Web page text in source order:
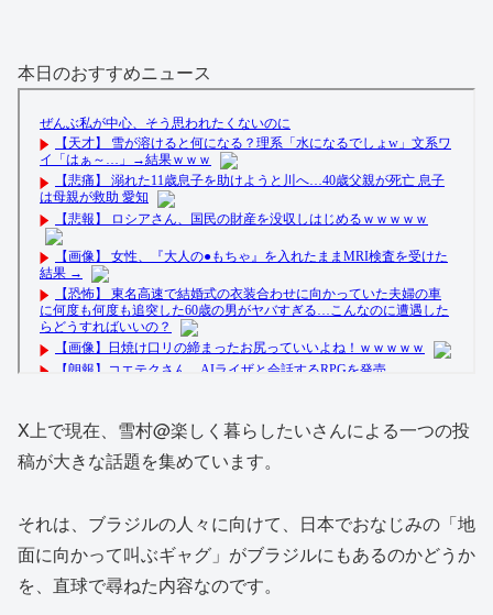
本日のおすすめニュース
X上で現在、雪村@楽しく暮らしたいさんによる一つの投
稿が大きな話題を集めています。
それは、ブラジルの人々に向けて、日本でおなじみの「地
面に向かって叫ぶギャグ」がブラジルにもあるのかどうか
を、直球で尋ねた内容なのです。